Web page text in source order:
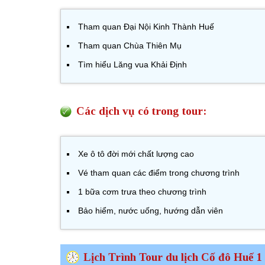
Tham quan Đại Nội Kinh Thành Huế
Tham quan Chùa Thiên Mụ
Tìm hiểu Lăng vua Khải Định
Các dịch vụ có trong tour:
Xe ô tô đời mới chất lượng cao
Vé tham quan các điểm trong chương trình
1 bữa cơm trưa theo chương trình
Bảo hiểm, nước uống, hướng dẫn viên
Lịch Trình Tour du lịch Cố đô Huế 1